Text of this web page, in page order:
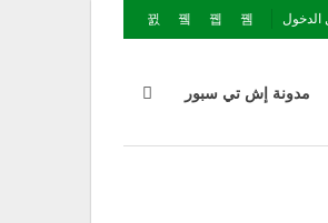
مدونة إش تي سبور